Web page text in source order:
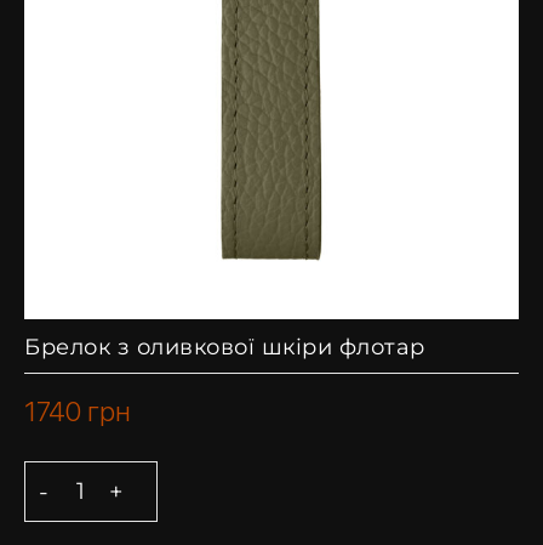
Брелок з оливкової шкіри флотар
1740 грн